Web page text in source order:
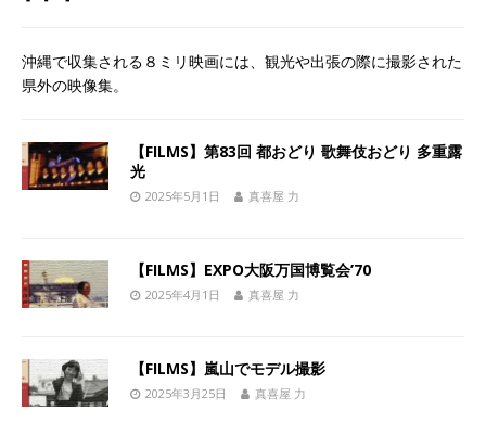
沖縄で収集される８ミリ映画には、観光や出張の際に撮影された
県外の映像集。
【FILMS】第83回 都おどり 歌舞伎おどり 多重露
光
2025年5月1日 真喜屋 力
【FILMS】EXPO大阪万国博覧会’70
2025年4月1日 真喜屋 力
【FILMS】嵐山でモデル撮影
2025年3月25日 真喜屋 力